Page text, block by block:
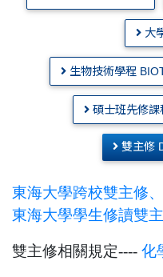
大
生物技術學程
碩士班先修課
雙主修
東海大學跨校雙主修
東海大學學生修讀雙
雙主修相關規定---- 化